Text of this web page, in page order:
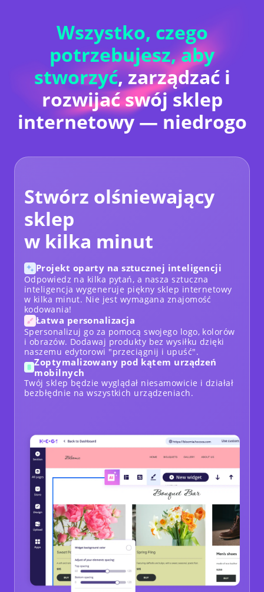
Wszystko, czego
potrzebujesz, aby
stworzyć, zarządzać i
rozwijać swój sklep
internetowy — niedrogo
Stwórz olśniewający
sklep
w kilka minut
Projekt oparty na sztucznej inteligencji
Odpowiedz na kilka pytań, a nasza sztuczna
inteligencja wygeneruje piękny sklep internetowy
w kilka minut. Nie jest wymagana znajomość
kodowania!
Łatwa personalizacja
Spersonalizuj go za pomocą swojego logo, kolorów
i obrazów. Dodawaj produkty bez wysiłku dzięki
naszemu edytorowi "przeciągnij i upuść".
Zoptymalizowany pod kątem urządzeń
mobilnych
Twój sklep będzie wyglądał niesamowicie i działał
bezbłędnie na wszystkich urządzeniach.